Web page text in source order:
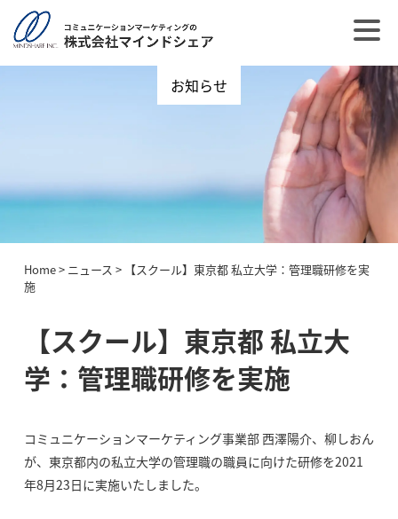
お知らせ
Home> ニュース > 【スクール】東京都 私立大学：管理職研修を実
施
【スクール】東京都 私立大
学：管理職研修を実施
コミュニケーションマーケティング事業部 西澤陽介、柳しおん
が、東京都内の私立大学の管理職の職員に向けた研修を2021
年8月23日に実施いたしました。